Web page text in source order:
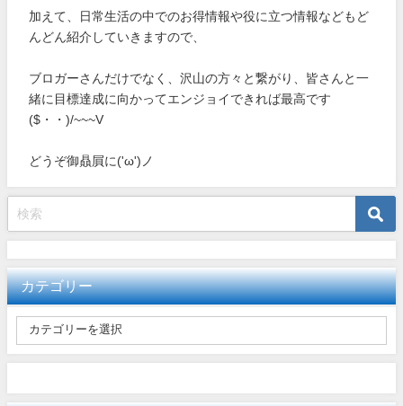
加えて、日常生活の中でのお得情報や役に立つ情報などもど
んどん紹介していきますので、
ブロガーさんだけでなく、沢山の方々と繋がり、皆さんと一
緒に目標達成に向かってエンジョイできれば最高です
($・・)/~~~V
どうぞ御贔屓に('ω')ノ
カテゴリー